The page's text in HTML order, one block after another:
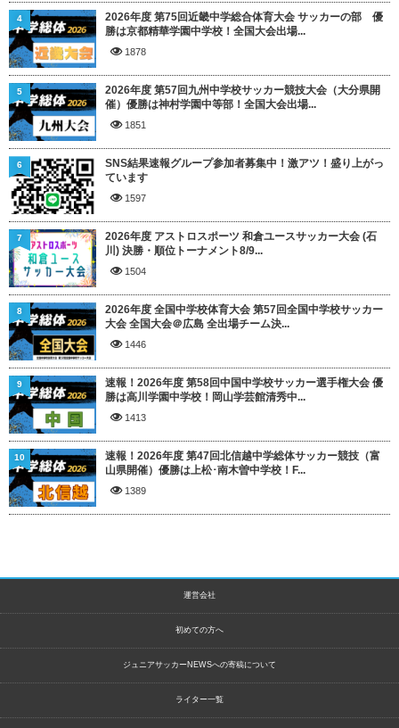
2026年度 第75回近畿中学総合体育大会 サッカーの部 優
勝は京都精華学園中学校！全国大会出場...
1878
4
2026年度 第57回九州中学校サッカー競技大会（大分県開
催）優勝は神村学園中等部！全国大会出場...
1851
5
SNS結果速報グループ参加者募集中！激アツ！盛り上がっ
ています
1597
6
2026年度 アストロスポーツ 和倉ユースサッカー大会 (石
川) 決勝・順位トーナメント8/9...
1504
7
2026年度 全国中学校体育大会 第57回全国中学校サッカー
大会 全国大会＠広島 全出場チーム決...
1446
8
速報！2026年度 第58回中国中学校サッカー選手権大会 優
勝は高川学園中学校！岡山学芸館清秀中...
1413
9
速報！2026年度 第47回北信越中学総体サッカー競技（富
山県開催）優勝は上松･南木曽中学校！F...
1389
10
運営会社
初めての方へ
ジュニアサッカーNEWSへの寄稿について
ライター一覧